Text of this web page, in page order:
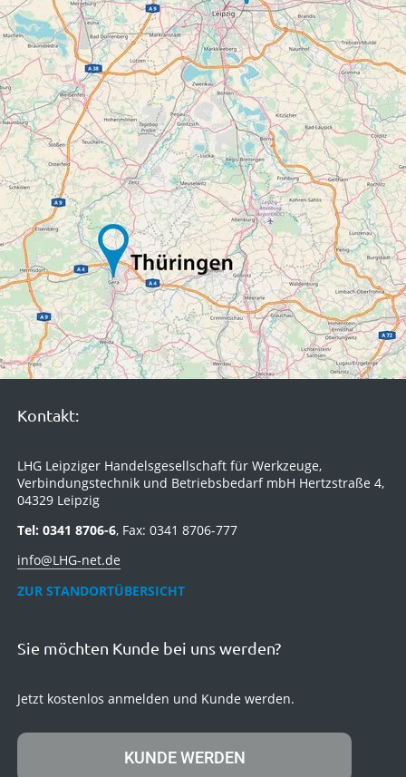
Kontakt:
LHG Leipziger Handelsgesellschaft für Werkzeuge,
Verbindungstechnik und Betriebsbedarf mbH Hertzstraße 4,
04329 Leipzig
Tel: 0341 8706-6, Fax: 0341 8706-777
info@LHG-net.de
ZUR STANDORTÜBERSICHT
Sie möchten Kunde bei uns werden?
Jetzt kostenlos anmelden und Kunde werden.
KUNDE WERDEN